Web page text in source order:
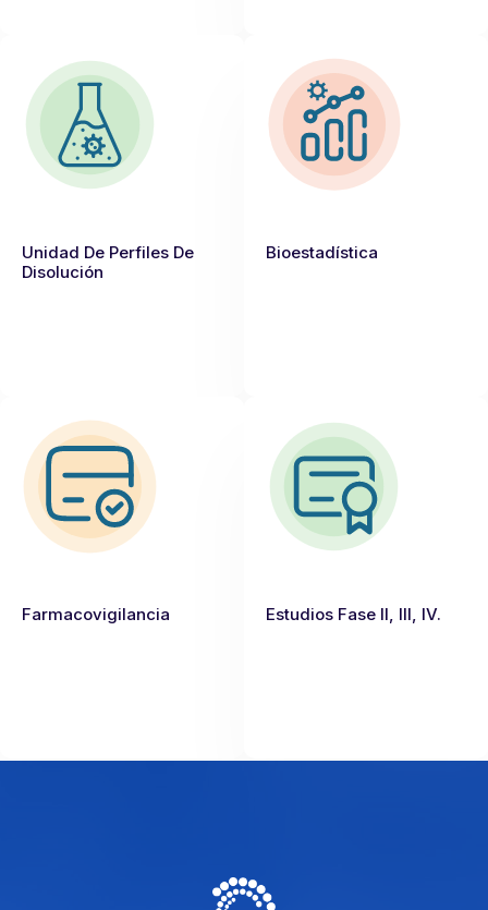
Unidad De Perfiles De
Disolución
Bioestadística
Farmacovigilancia Estudios Fase II, III, IV.